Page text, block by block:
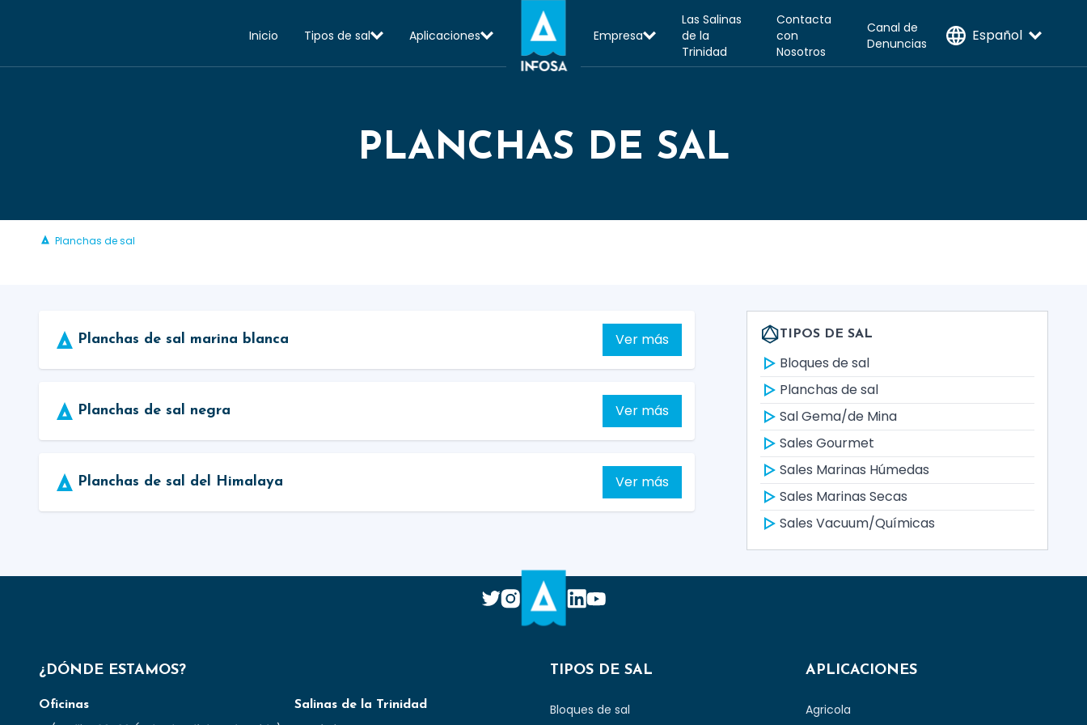
Inicio Tipos de sal Aplicaciones Empresa
Las Salinas
de la
Trinidad
Contacta
con
Nosotros
Canal de
Denuncias
Español
PLANCHAS DE SAL
Planchas de sal
Planchas de sal marina blanca Ver más
Planchas de sal negra Ver más
Planchas de sal del Himalaya Ver más
TIPOS DE SAL
Bloques de sal
Planchas de sal
Sal Gema/de Mina
Sales Gourmet
Sales Marinas Húmedas
Sales Marinas Secas
Sales Vacuum/Químicas
¿DÓNDE ESTAMOS?
Oficinas Salinas de la Trinidad
TIPOS DE SAL
Bloques de sal
APLICACIONES
Agricola